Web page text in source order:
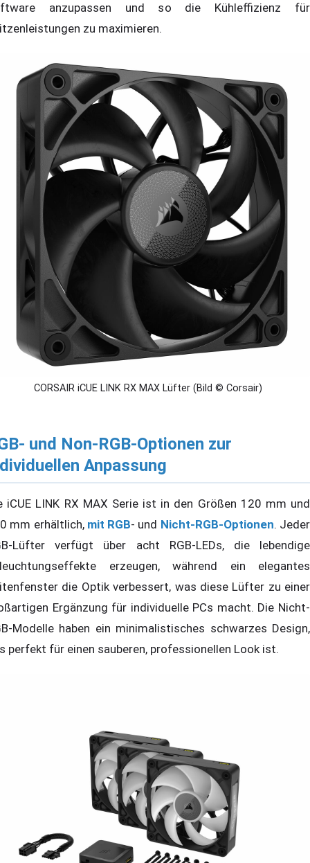
anzupassen und so die Kühleffizienz für
zu maximieren.
CORSAIR iCUE LINK RX MAX Lüfter (Bild © Corsair)
und Non-RGB-Optionen zur
Anpassung
iCUE LINK RX MAX Serie ist in den Größen 120 mm und
mm erhältlich, mit RGB- und Nicht-RGB-Optionen. Jeder
Lüfter verfügt über acht RGB-LEDs, die lebendige
erzeugen, während ein elegantes
die Optik verbessert, was diese Lüfter zu einer
Ergänzung für individuelle PCs macht. Die Nicht-
Modelle haben ein minimalistisches schwarzes Design,
perfekt für einen sauberen, professionellen Look ist.